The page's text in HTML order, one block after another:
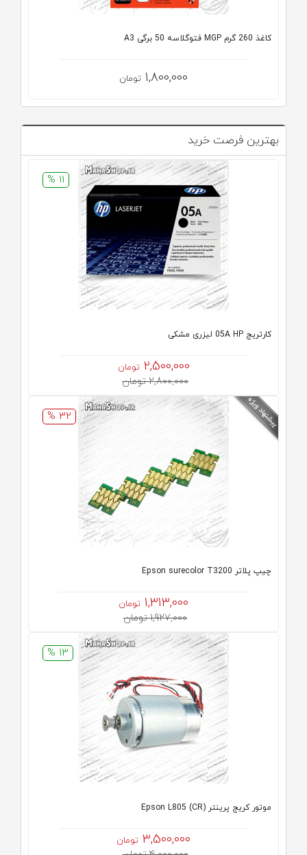
کاغذ 260 گرم MGP فتوگلاسه 50 برگی A3
1,800,000 تومان
بهترین فرصت خرید
11 %
كارتريج 05A HP لیزری مشکی
2,500,000 تومان
2,800,000 تومان
32 %
چیپ پلاتر Epson surecolor T3200
1,313,000 تومان
1,927,000 تومان
13 %
موتور کریج پرینتر (CR) Epson L805
3,500,000 تومان